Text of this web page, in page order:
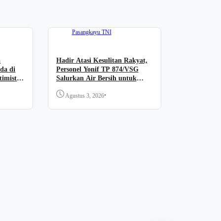
di
Pasangkayu TNI
Hadir Atasi Kesulitan Rakyat,
Personel Yonif TP 874/VSG
Salurkan Air Bersih untuk
Agustus 3, 2026•